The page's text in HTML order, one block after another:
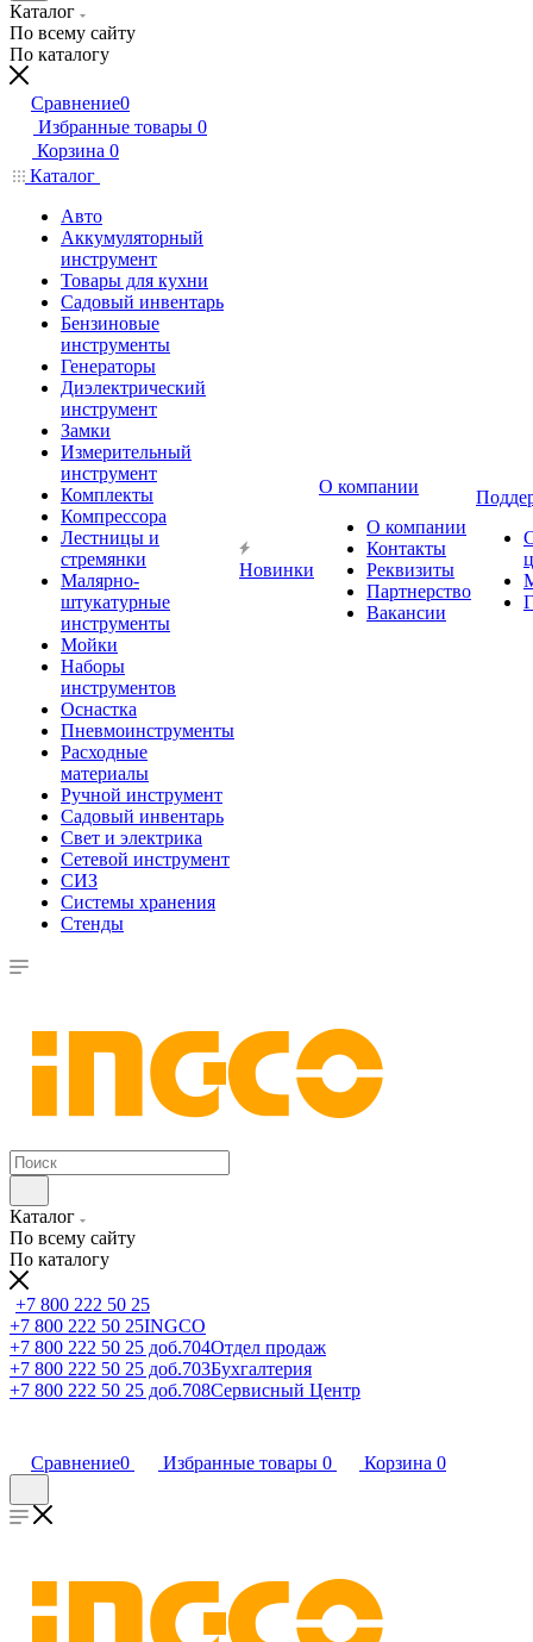
Каталог
По всему сайту
По каталогу
Сравнение0
Избранные товары 0
Корзина 0
Каталог
Авто
Аккумуляторный
инструмент
Товары для кухни
Садовый инвентарь
Бензиновые
инструменты
Генераторы
Диэлектрический
инструмент
Замки
Измерительный
инструмент
Комплекты
Компрессора
Лестницы и
стремянки
Малярно-
штукатурные
инструменты
Мойки
Наборы
инструментов
Оснастка
Пневмоинструменты
Расходные
материалы
Ручной инструмент
Садовый инвентарь
Свет и электрика
Сетевой инструмент
СИЗ
Системы хранения
Стенды
Новинки
О компании
О компании
Контакты
Реквизиты
Партнерство
Вакансии
Каталог
По всему сайту
По каталогу
+7 800 222 50 25
+7 800 222 50 25INGCO
+7 800 222 50 25 доб.704Отдел продаж
+7 800 222 50 25 доб.703Бухгалтерия
+7 800 222 50 25 доб.708Сервисный Центр
Сравнение0 Избранные товары 0 Корзина 0